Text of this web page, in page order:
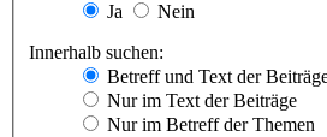
Ja
Nein
Innerhalb suchen:
Betreff und Text der
Nur im Text der Beiträge
Nur im Betreff der Themen